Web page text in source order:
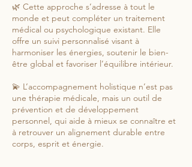
🌿 Cette approche s’adresse à tout le
monde et peut compléter un traitement
médical ou psychologique existant. Elle
offre un suivi personnalisé visant à
harmoniser les énergies, soutenir le bien-
être global et favoriser l’équilibre intérieur.
💫 L’accompagnement holistique n’est pas
une thérapie médicale, mais un outil de
prévention et de développement
personnel, qui aide à mieux se connaître et
à retrouver un alignement durable entre
corps, esprit et énergie.